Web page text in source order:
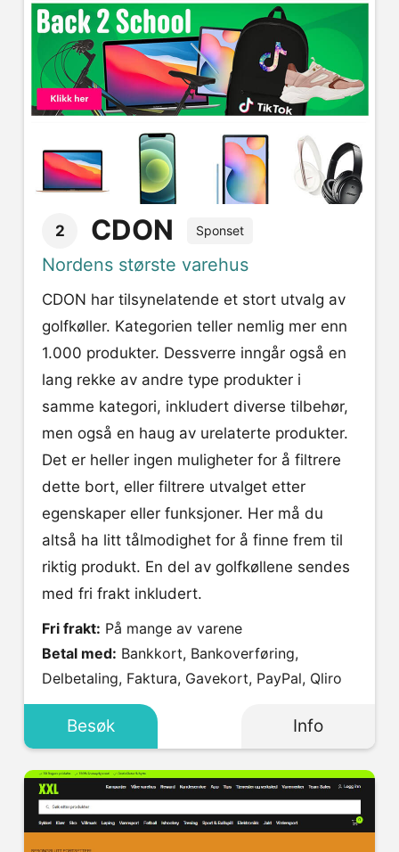
2 CDON Sponset
Nordens største varehus
CDON har tilsynelatende et stort utvalg av
golfkøller. Kategorien teller nemlig mer enn
1.000 produkter. Dessverre inngår også en
lang rekke av andre type produkter i
samme kategori, inkludert diverse tilbehør,
men også en haug av urelaterte produkter.
Det er heller ingen muligheter for å filtrere
dette bort, eller filtrere utvalget etter
egenskaper eller funksjoner. Her må du
altså ha litt tålmodighet for å finne frem til
riktig produkt. En del av golfkøllene sendes
med fri frakt inkludert.
Fri frakt: På mange av varene
Betal med:
Delbetaling, Faktura, Gavekort, PayPal, Qliro
Besøk Info